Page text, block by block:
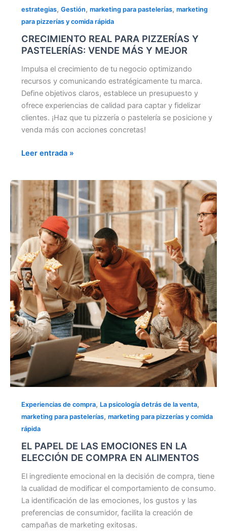
estrategias, Gestión, marketing para pastelerías, marketing
para pizzerías y comida rápida
CRECIMIENTO REAL PARA PIZZERÍAS Y
PASTELERÍAS: VENDE MÁS Y MEJOR
Impulsa el crecimiento de tu negocio optimizando
recursos y comunicando estratégicamente tu marca.
Define objetivos claros, establece un presupuesto y
ofrece experiencias de calidad para captar y fidelizar
clientes. ¡Haz que tu pizzería o pastelería se posicione y
venda más con acciones concretas!
Leer entrada »
Experiencias de compra, La psicología detrás de la venta,
marketing para pastelerías, marketing para pizzerías y comida
rápida
EL PAPEL DE LAS EMOCIONES EN LA
ELECCIÓN DE COMPRA EN ALIMENTOS
El ingrediente emocional en la decisión de compra, tiene
la cualidad de modificar el comportamiento de consumo.
La identificación de las emociones, los gustos y las
preferencias de consumidor, facilita la creación de
campañas de marketing exitosas.
PAPEL
DE
LAS
EMOCIONES
EN
LA
ELECCIÓN
DE
COMPRA
EN
ALIMENTOS